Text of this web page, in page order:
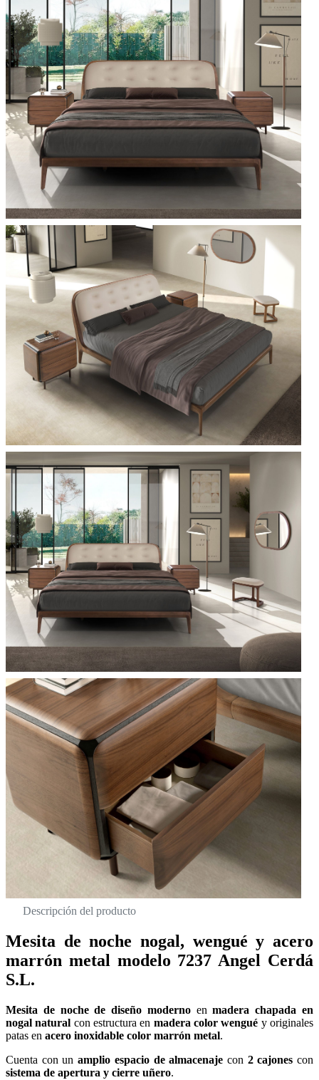
Descripción del producto
Mesita de noche nogal, wengué y acero
marrón metal modelo 7237 Angel Cerdá
S.L.
Mesita de noche de diseño modernoenmadera chapada en
nogal natural con estructura en madera color wengué y originales
patas en acero inoxidable color marrón metal.
Cuenta con unamplio espacio de almacenaje con 2 cajones con
sistema de apertura y cierre uñero.